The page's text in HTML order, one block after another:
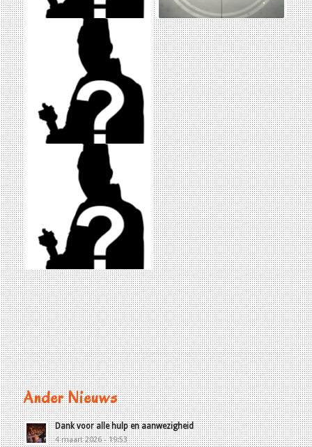
Ander Nieuws
Dank voor alle hulp en aanwezigheid
4 maart 2026 - 19:53